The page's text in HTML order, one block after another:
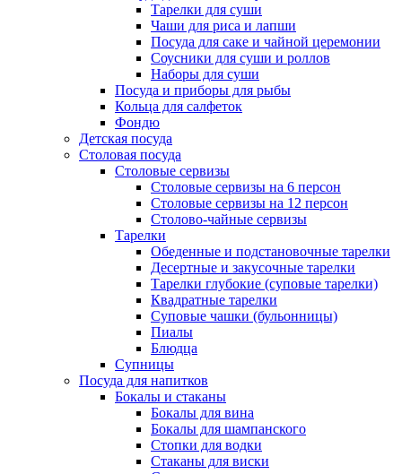
Тарелки для суши
Чаши для риса и лапши
Посуда для саке и чайной церемонии
Соусники для суши и роллов
Наборы для суши
Посуда и приборы для рыбы
Кольца для салфеток
Фондю
Детская посуда
Столовая посуда
Столовые сервизы
Столовые сервизы на 6 персон
Столовые сервизы на 12 персон
Столово-чайные сервизы
Тарелки
Обеденные и подстановочные тарелки
Десертные и закусочные тарелки
Тарелки глубокие (суповые тарелки)
Квадратные тарелки
Суповые чашки (бульонницы)
Пиалы
Блюдца
Супницы
Посуда для напитков
Бокалы и стаканы
Бокалы для вина
Бокалы для шампанского
Стопки для водки
Стаканы для виски